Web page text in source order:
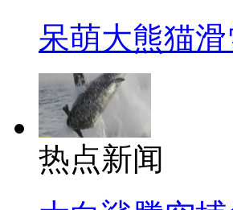
呆萌大熊猫
热点新闻